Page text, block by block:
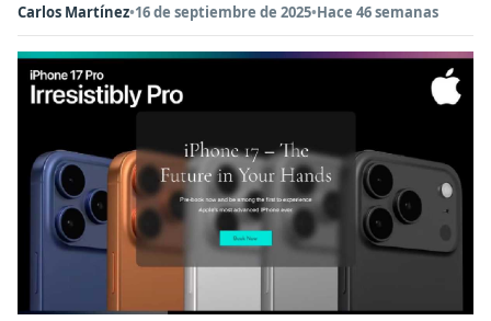
Carlos Martínez•16 de septiembre de 2025•Hace 46 semanas